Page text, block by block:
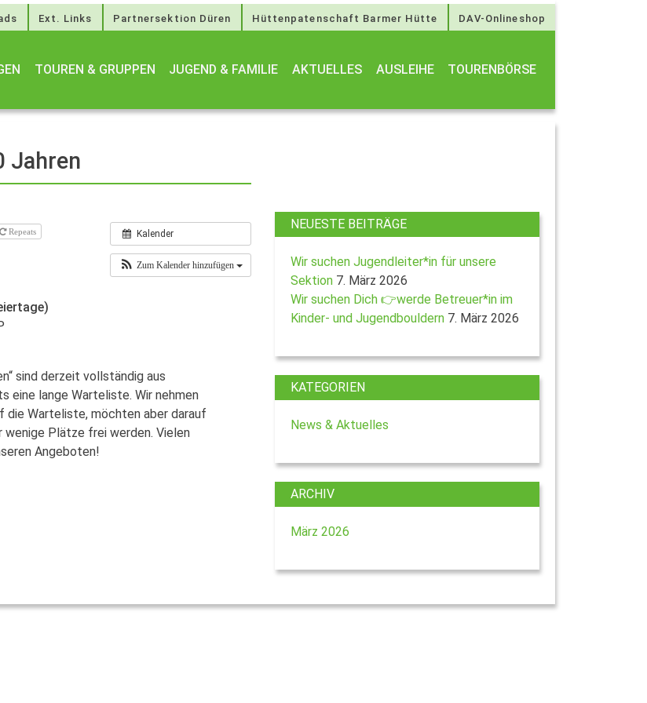
Ext. Links Partnersektion Düren Hüttenpatenschaft Barmer Hütte DAV-Onlineshop
TOUREN & GRUPPEN JUGEND & FAMILIE AKTUELLES AUSLEIHE TOURENBÖRSE
Jahren
Kalender
Zum Kalender hinzufügen
Repeats
sind derzeit vollständig aus
eine lange Warteliste. Wir nehmen
die Warteliste, möchten aber darauf
wenige Plätze frei werden. Vielen
Angeboten!
NEUESTE BEITRÄGE
Wir suchen Jugendleiter*in für unsere
Sektion 7. März 2026
Wir suchen Dich 👉werde Betreuer*in im
Kinder- und Jugendbouldern 7. März 2026
KATEGORIEN
News & Aktuelles
ARCHIV
März 2026